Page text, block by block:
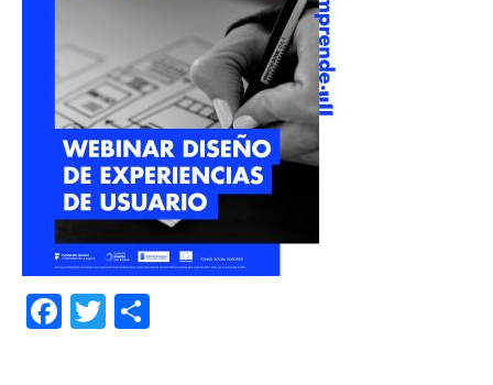
Facebook
Twitter